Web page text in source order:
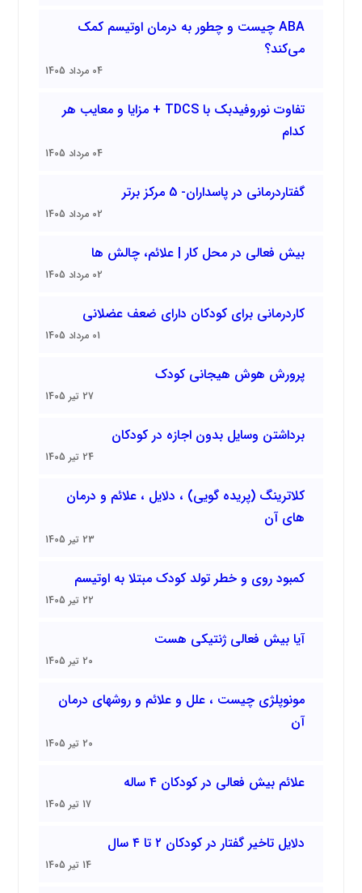
ABA چیست و چطور به درمان اوتیسم کمک
می‌کند؟
04 مرداد 1405
تفاوت نوروفیدبک با TDCS + مزایا و معایب هر
کدام
04 مرداد 1405
گفتاردرمانی در پاسداران- 5 مرکز برتر
02 مرداد 1405
بیش فعالی در محل کار | علائم، چالش ها
02 مرداد 1405
کاردرمانی برای کودکان دارای ضعف عضلانی
01 مرداد 1405
پرورش هوش هیجانی کودک
27 تیر 1405
برداشتن وسایل بدون اجازه در کودکان
24 تیر 1405
کلاترینگ (پریده گویی) ، دلایل ، علائم و درمان
های آن
23 تیر 1405
کمبود روی و خطر تولد کودک مبتلا به اوتیسم
22 تیر 1405
آیا بیش فعالی ژنتیکی هست
20 تیر 1405
مونوپلژی چیست ، علل و علائم و روشهای درمان
آن
20 تیر 1405
علائم بیش فعالی در کودکان ۴ ساله
17 تیر 1405
دلایل تاخیر گفتار در کودکان ۲ تا ۴ سال
14 تیر 1405